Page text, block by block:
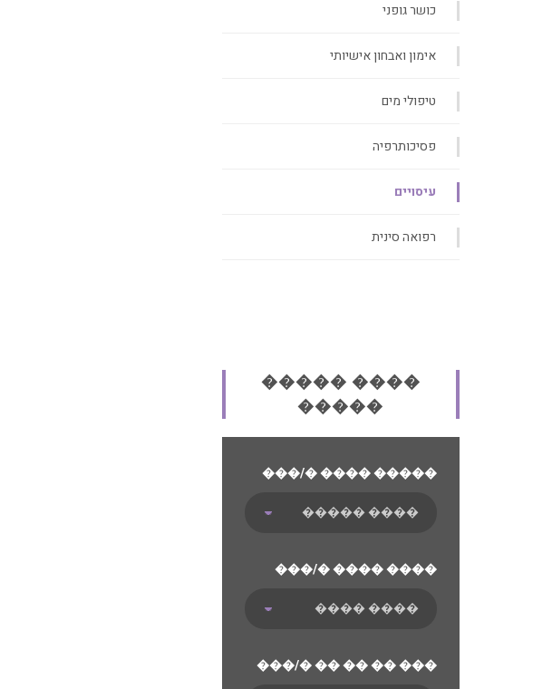
כושר גופני
אימון ואבחון אישיותי
טיפולי מים
פסיכותרפיה
עיסויים
רפואה סינית
����� ����
�����
���/� ���� �����
���/� ���� ����
���/� �� �� �� ���